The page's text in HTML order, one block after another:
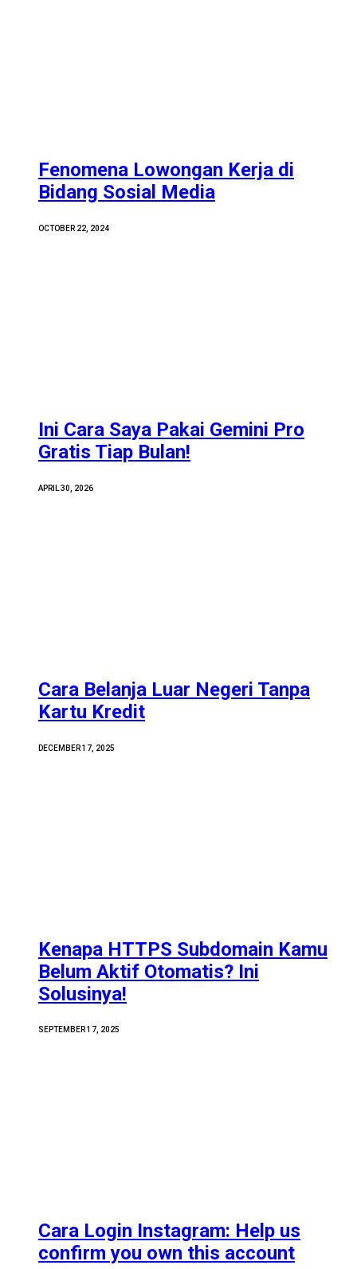
Fenomena Lowongan Kerja di
Bidang Sosial Media
OCTOBER 22, 2024
Ini Cara Saya Pakai Gemini Pro
Gratis Tiap Bulan!
APRIL 30, 2026
Cara Belanja Luar Negeri Tanpa
Kartu Kredit
DECEMBER 17, 2025
Kenapa HTTPS Subdomain Kamu
Belum Aktif Otomatis? Ini
Solusinya!
SEPTEMBER 17, 2025
Cara Login Instagram: Help us
confirm you own this account